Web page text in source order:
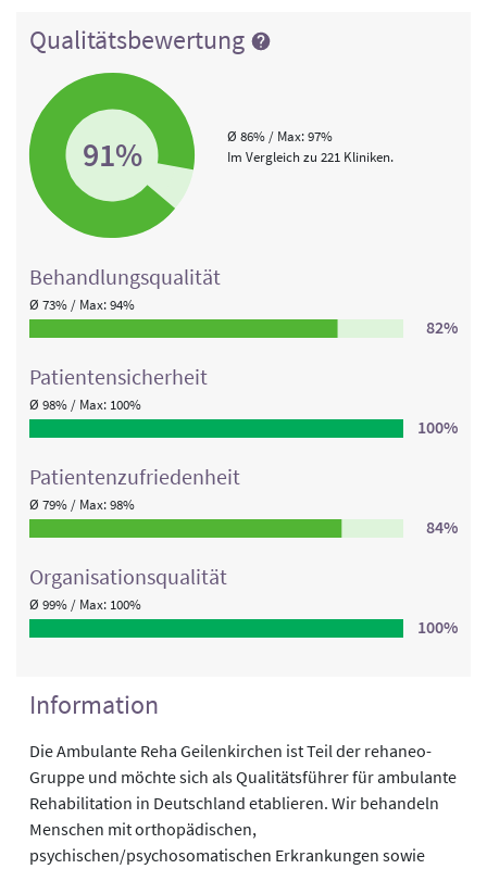
Qualitätsbewertung
91%
Ø 86% / Max: 97%
Im Vergleich zu 221 Kliniken.
Behandlungs­qualität
Ø 73% / Max: 94%
82%
Patienten­sicherheit
Ø 98% / Max: 100%
100%
Patienten­zufriedenheit
Ø 79% / Max: 98%
84%
Organisations­qualität
Ø 99% / Max: 100%
100%
Information
Die Ambulante Reha Geilenkirchen ist Teil der rehaneo-
Gruppe und möchte sich als Qualitätsführer für ambulante
Rehabilitation in Deutschland etablieren. Wir behandeln
Menschen mit orthopädischen,
psychischen/psychosomatischen Erkrankungen sowie